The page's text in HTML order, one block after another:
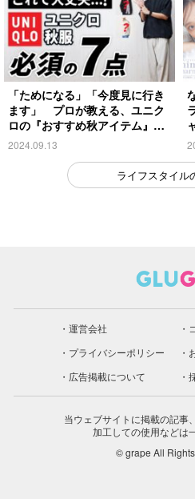
「ためになる」「今度見に行き
ます」 プロが教える、ユニク
ロの『おすすめ秋アイテム』が
こちら
2024.09.13
ライフスタイル
運営会社
プライバシーポリシー
広告掲載について
当ウェブサイトに掲載の記事
加工しての使用などは
© grape All